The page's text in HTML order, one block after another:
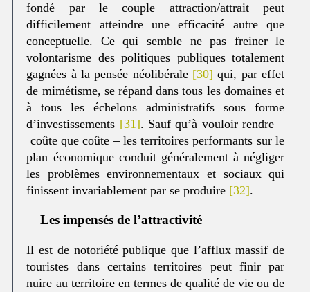
fondé par le couple attraction/attrait peut
difficilement atteindre une efficacité autre que
conceptuelle. Ce qui semble ne pas freiner le
volontarisme des politiques publiques totalement
gagnées à la pensée néolibérale [30] qui, par effet
de mimétisme, se répand dans tous les domaines et
à tous les échelons administratifs sous forme
d’investissements [31]. Sauf qu’à vouloir rendre –
coûte que coûte – les territoires performants sur le
plan économique conduit généralement à négliger
les problèmes environnementaux et sociaux qui
finissent invariablement par se produire [32].
Les impensés de l’attractivité
Il est de notoriété publique que l’afflux massif de
touristes dans certains territoires peut finir par
nuire au territoire en termes de qualité de vie ou de